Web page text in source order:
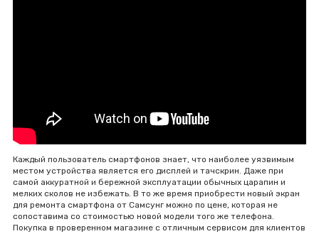
Каждый пользователь смартфонов знает, что наиболее уязвимым
местом устройства является его дисплей и тачскрин. Даже при
самой аккуратной и бережной эксплуатации обычных царапин и
мелких сколов не избежать. В то же время приобрести новый экран
для ремонта смартфона от Самсунг можно по цене, которая не
сопоставима со стоимостью новой модели того же телефона.
Покупка в проверенном магазине с отличным сервисом для клиентов